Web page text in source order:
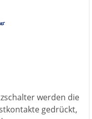
werden die
gedrückt,